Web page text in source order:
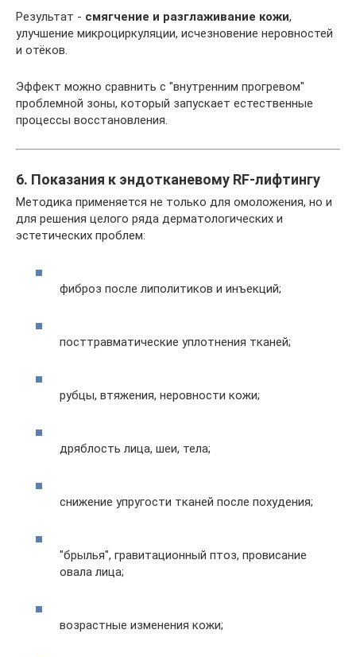
Результат - смягчение и разглаживание кожи,
улучшение микроциркуляции, исчезновение неровностей
и отёков.
Эффект можно сравнить с "внутренним прогревом"
проблемной зоны, который запускает естественные
процессы восстановления.
6. Показания к эндотканевому RF-лифтингу
Методика применяется не только для омоложения, но и
для решения целого ряда дерматологических и
эстетических проблем:
фиброз после липолитиков и инъекций;
посттравматические уплотнения тканей;
рубцы, втяжения, неровности кожи;
дряблость лица, шеи, тела;
снижение упругости тканей после похудения;
"брылья", гравитационный птоз, провисание
овала лица;
возрастные изменения кожи;